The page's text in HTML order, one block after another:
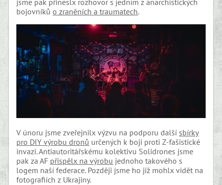
jsme pak přineslx rozhovor s jedním z anarchistických
bojovníkůo zraněních a traumatech.
V únoru jsme zveřejnilx výzvu na podporu další sbírky
pro DIY výrobu dronů určených k boji proti Z-fašistické
invazi. Antiautoritářskému kolektivu Solidrones jsme
pak za AF přispělx na výrobu jednoho takového s
logem naší federace. Později jsme ho již mohlx vidět na
fotografiích z Ukrajiny.